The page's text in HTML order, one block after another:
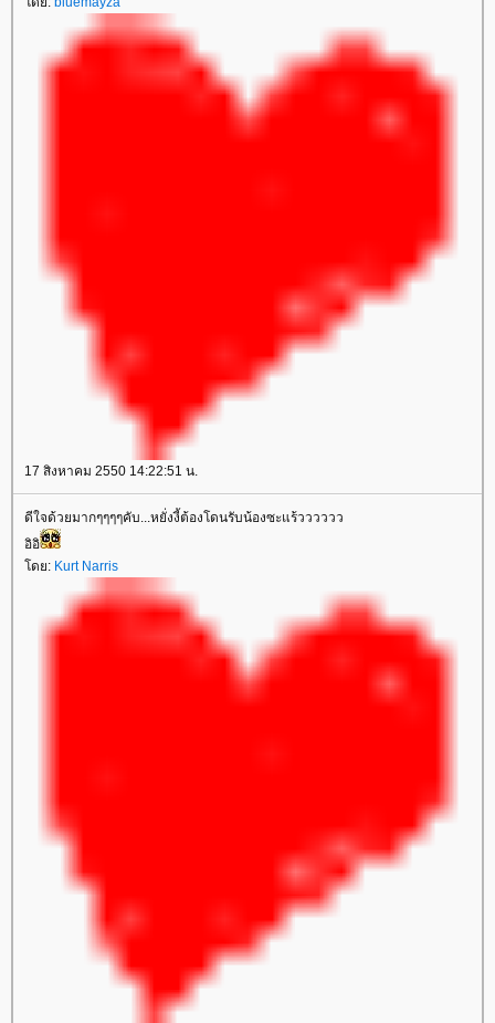
17 สิงหาคม 2550 14:22:51 น.
ดีใจด้วยมากๆๆๆๆคับ...หยั่งงี้ต้องโดนรับน้องซะแร้วววววว
อิอิ
โดย: Kurt Narris